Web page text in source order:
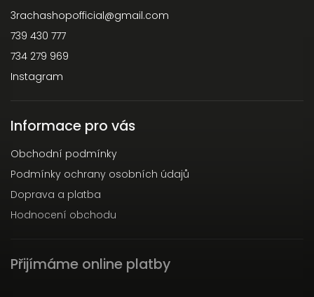
3rachashopofficial@gmail.com
739 430 777
734 279 969
Instagram
Informace pro vás
Obchodní podmínky
Podmínky ochrany osobních údajů
Doprava a platba
Hodnocení obchodu
Přijímáme online platby